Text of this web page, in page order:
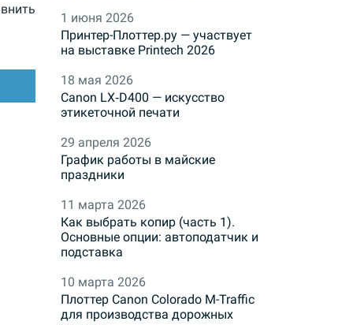
1 июня 2026
Принтер-Плоттер.ру — участвует
на выставке Printech 2026
18 мая 2026
Canon LX‑D400 — искусство
этикеточной печати
29 апреля 2026
График работы в майские
праздники
11 марта 2026
Как выбрать копир (часть 1).
Основные опции: автоподатчик и
подставка
10 марта 2026
Плоттер Canon Colorado M-Traffic
для производства дорожных